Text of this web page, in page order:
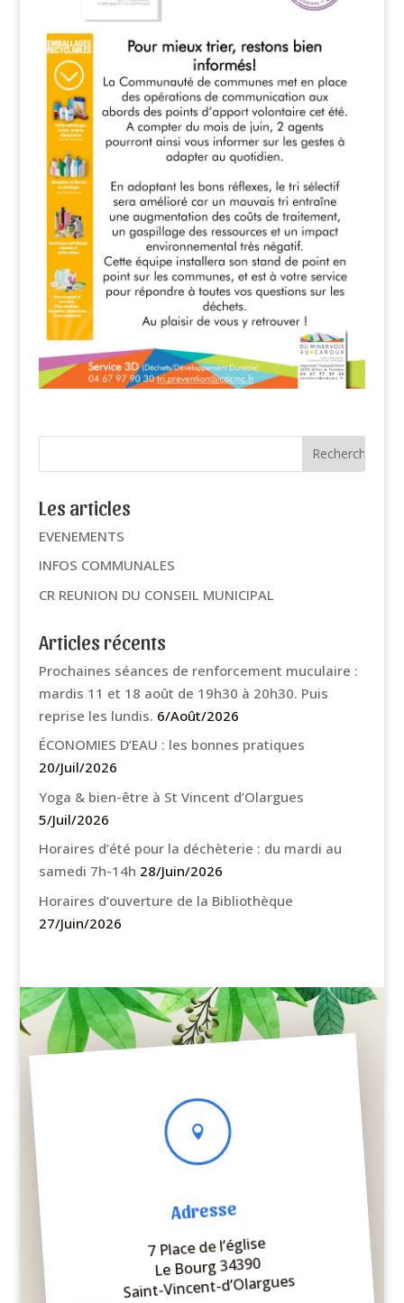
Les articles
EVENEMENTS
INFOS COMMUNALES
CR REUNION DU CONSEIL MUNICIPAL
Articles récents
Prochaines séances de renforcement muculaire :
mardis 11 et 18 août de 19h30 à 20h30. Puis
reprise les lundis. 6/Août/2026
ÉCONOMIES D’EAU : les bonnes pratiques
20/Juil/2026
Yoga & bien-être à St Vincent d’Olargues
5/Juil/2026
Horaires d’été pour la déchèterie : du mardi au
samedi 7h-14h 28/Juin/2026
Horaires d’ouverture de la Bibliothèque
27/Juin/2026

Adresse
7 Place de l’église
Le Bourg 34390
Saint-Vincent-d’Olargues